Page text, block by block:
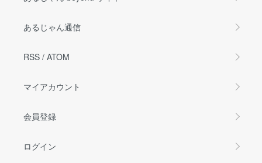
あるじゃん通信
RSS / ATOM
マイアカウント
会員登録
ログイン